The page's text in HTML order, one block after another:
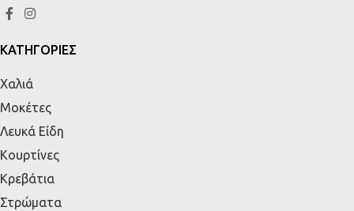
ΚΑΤΗΓΟΡΙΕΣ
Χαλιά
Μοκέτες
Λευκά Είδη
Κουρτίνες
Κρεβάτια
Στρώματα